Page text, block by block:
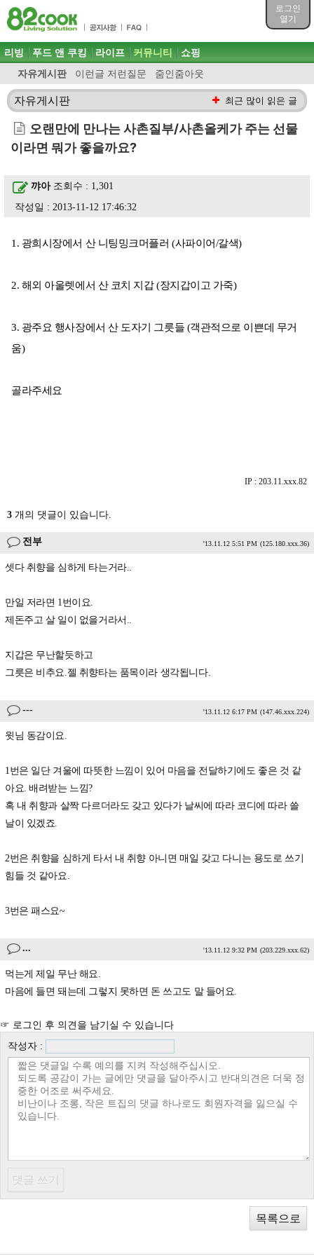
로그인
열기
목차
주메뉴 바로가기
컨텐츠 바로가기
검색 바로가기
로그인 바로가기
주메뉴
리빙 푸드 앤 쿠킹 라이프 커뮤니티
자유게시판 이런글 저런질문 줌인줌아웃
쇼핑
자유게시판 최근 많이 읽은 글
오랜만에 만나는 사촌질부/사촌올케가 주는 선물
이라면 뭐가 좋을까요?
꺄아조회수 : 1,301
작성일 : 2013-11-12 17:46:32
1. 광희시장에서 산 니팅밍크머플러 (사파이어/갈색)
2. 해외 아울렛에서 산 코치 지갑 (장지갑이고 가죽)
3. 광주요 행사장에서 산 도자기 그릇들 (객관적으로 이쁜데 무거
움)
골라주세요
IP : 203.11.xxx.82
3 개의 댓글이 있습니다.
전부 '13.11.12 5:51 PM (125.180.xxx.36)
셋다 취향을 심하게 타는거라..
만일 저라면 1번이요.
제돈주고 살 일이 없을거라서..
지갑은 무난할듯하고
그릇은 비추요.젤 취향타는 품목이라 생각됩니다.
--- '13.11.12 6:17 PM (147.46.xxx.224)
윗님 동감이요.
1번은 일단 겨울에 따뜻한 느낌이 있어 마음을 전달하기에도 좋은 것 같
아요. 배려받는 느낌?
혹 내 취향과 살짝 다르더라도 갖고 있다가 날씨에 따라 코디에 따라 쓸
날이 있겠죠.
2번은 취향을 심하게 타서 내 취향 아니면 매일 갖고 다니는 용도로 쓰기
힘들 것 같아요.
3번은 패스요~
... '13.11.12 9:32 PM (203.229.xxx.62)
먹는게 제일 무난 해요.
마음에 들면 돼는데 그렇지 못하면 돈 쓰고도 말 들어요.
☞ 로그인 후 의견을 남기실 수 있습니다
작성자 :
목록으로